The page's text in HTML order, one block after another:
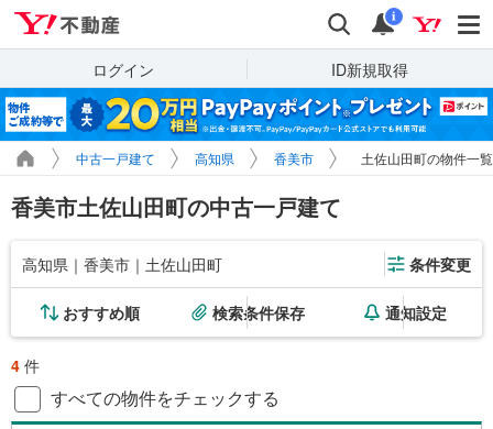
検索 通知
i
ログイン ID新規取得
中古一戸建て 高知県 香美市 土佐山田町の物件一覧
香美市土佐山田町の中古一戸建て
高知県｜香美市｜土佐山田町 条件変更
おすすめ順 検索条件保存 通知設定
4 件
すべての物件をチェックする